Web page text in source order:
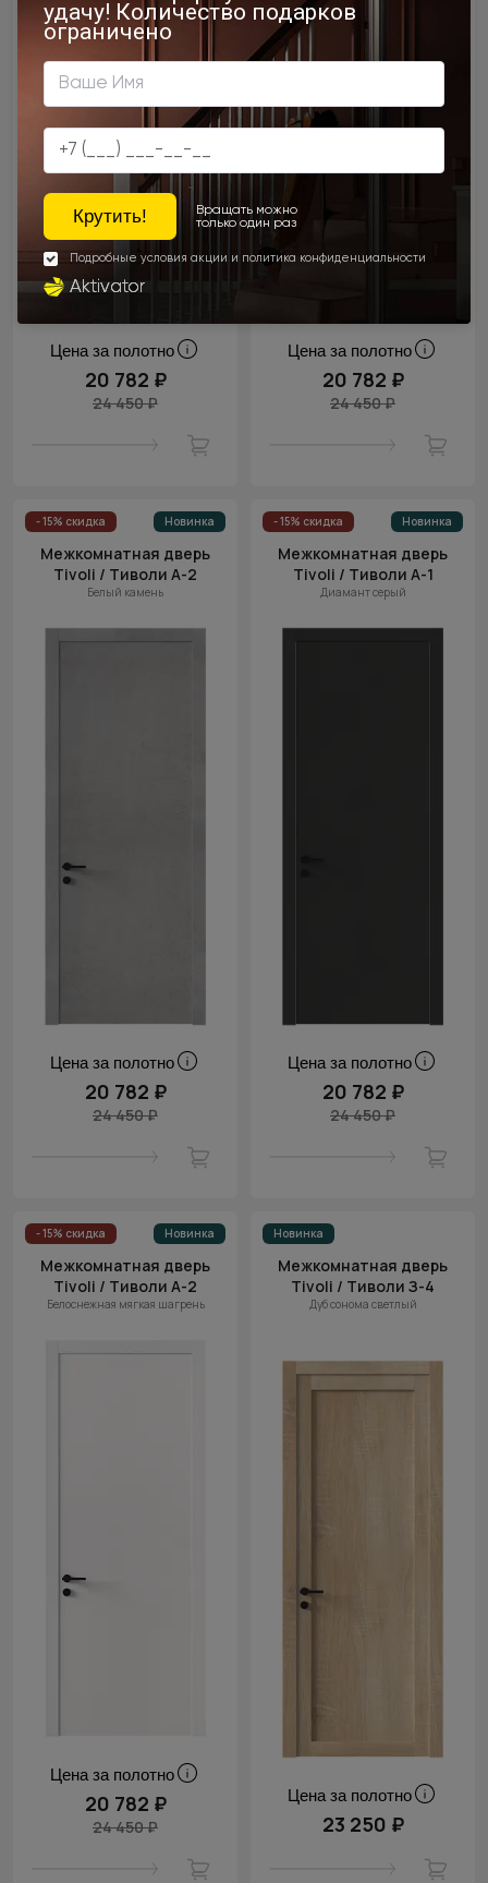
Цена за полотно
20 782 ₽
24 450 ₽
Цена за полотно
20 782 ₽
24 450 ₽
- 15% скидка Новинка
Межкомнатная дверь
Tivoli / Тиволи А-2
Белый камень
Цена за полотно
20 782 ₽
24 450 ₽
- 15% скидка Новинка
Межкомнатная дверь
Tivoli / Тиволи А-1
Диамант серый
Цена за полотно
20 782 ₽
24 450 ₽
- 15% скидка Новинка
Межкомнатная дверь
Tivoli / Тиволи А-2
Белоснежная мягкая шагрень
Цена за полотно
20 782 ₽
24 450 ₽
Новинка
Межкомнатная дверь
Tivoli / Тиволи З-4
Дуб сонома светлый
Цена за полотно
23 250 ₽